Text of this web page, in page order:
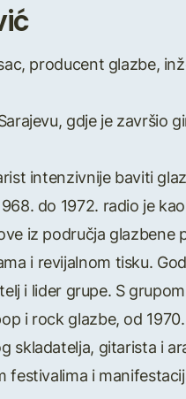
producent glazbe,
gdje je
intenzivnije baviti
do 1972. radio je
iz područja
i revijalnom tisku.
i lider grupe. S
i rock glazbe, od
skladatelja, gitarista i
festivalima i